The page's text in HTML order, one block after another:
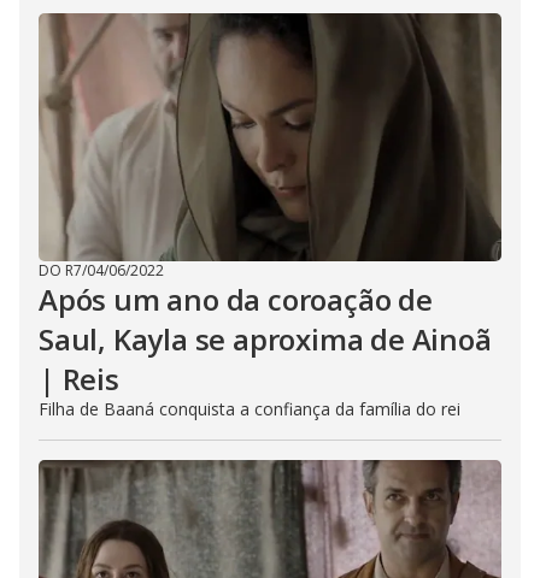
DO R7/04/06/2022
Após um ano da coroação de
Saul, Kayla se aproxima de Ainoã
| Reis
Filha de Baaná conquista a confiança da família do rei